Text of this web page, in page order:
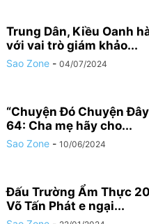
Trung Dân, Kiều Oanh
với vai trò giám khảo...
Sao Zone - 04/07/2024
“Chuyện Đó Chuyện
64: Cha mẹ hãy cho...
Sao Zone - 10/06/2024
Đấu Trường Ẩm Thực
Võ Tấn Phát e ngại...